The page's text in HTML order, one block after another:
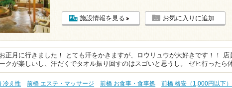
施設情報を見る お気に入りに追加
お正月に行きました！ とても汗をかきますが、ロウリュウが大好きです！！ 店
ークが楽しいし、汗だくでタオル振り回すのはスゴいと思うし。 ゼヒ行ったら
冷え性 前橋 エステ・マッサージ 前橋 お食事・食事処 前橋 格安（1,000円以下）